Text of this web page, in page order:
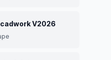
V2026